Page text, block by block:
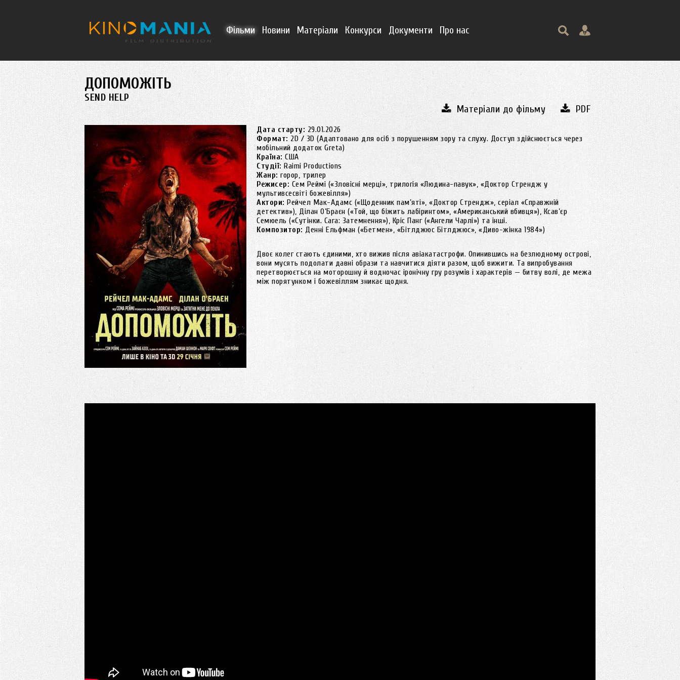
Фільми Новини Матеріали Конкурси Документи Про нас
ДОПОМОЖІТЬ
SEND HELP
Матеріали до фільму
PDF
Дата старту: 29.01.2026
Формат: 2D / 3D (Адаптовано для осіб з порушенням зору та слуху. Доступ здійснюється через
мобільний додаток Greta)
Країна: США
Студії: Raimi Productions
Жанр: горор, трилер
Режисер: Сем Реймі («Зловісні мерці», трилогія «Людина-павук», «Доктор Стрендж у
мультивсесвіті божевілля»)
Актори: Рейчел Мак-Адамс («Щоденник пам’яті», «Доктор Стрендж», серіал «Справжній
детектив»), Ділан О’Браєн («Той, що біжить лабіринтом», «Американський вбивця»), Ксав’єр
Семюель («Сутінки. Сага: Затемнення»), Кріс Панг («Ангели Чарлі») та інші.
Композитор: Денні Ельфман («Бетмен», «Бітлджюс Бітлджюс», «Диво-жінка 1984»)
Двоє колег стають єдиними, хто вижив після авіакатастрофи. Опинившись на безлюдному острові,
вони мусять подолати давні образи та навчитися діяти разом, щоб вижити. Та випробування
перетворюється на моторошну й водночас іронічну гру розумів і характерів — битву волі, де межа
між порятунком і божевіллям зникає щодня.